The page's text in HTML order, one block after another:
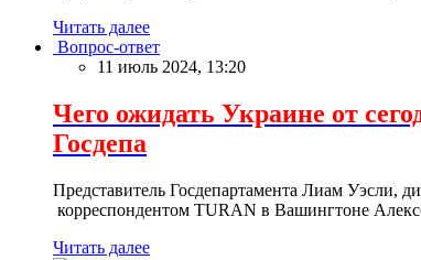
Читать далее
Вопрос-ответ
11 июль 2024, 13:20
Чего ожидать Украине от
Госдепа
Представитель Госдепартамента Лиам Уэсли,
корреспондентом TURAN в Вашингтоне
Читать далее